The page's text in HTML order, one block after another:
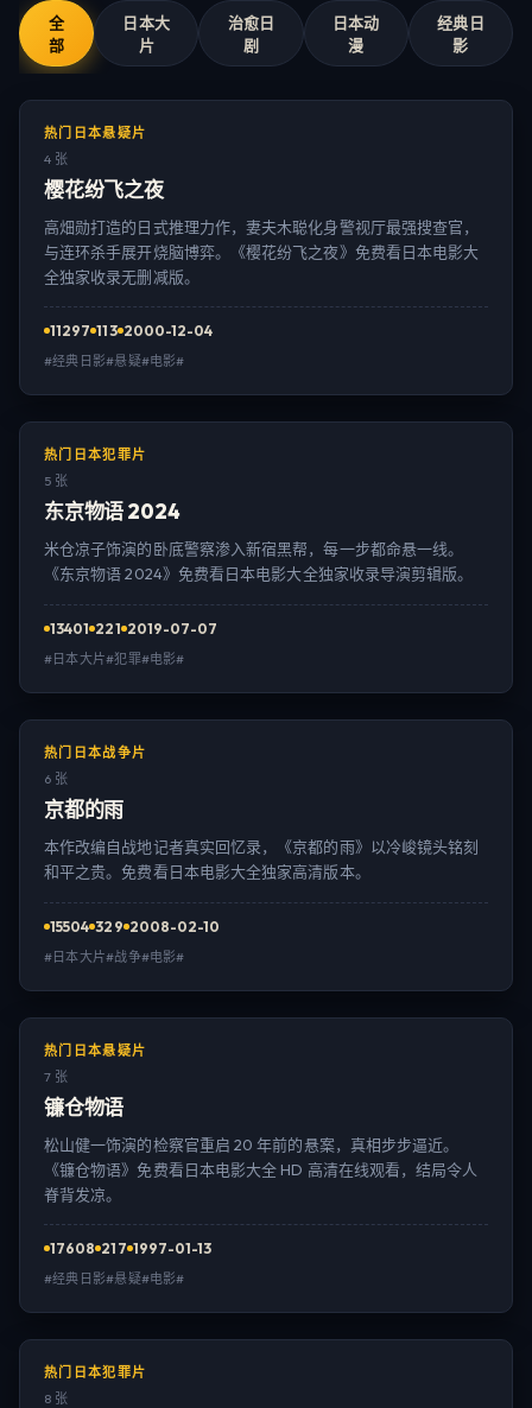
全
部
日本大
片
治愈日
剧
日本动
漫
经典日
影
热门日本悬疑片
4 张
樱花纷飞之夜
高畑勋打造的日式推理力作，妻夫木聪化身警视厅最强搜查官，
与连环杀手展开烧脑博弈。《樱花纷飞之夜》免费看日本电影大
全独家收录无删减版。
11297 113 2000-12-04
#经典日影#悬疑#电影#
热门日本犯罪片
5 张
东京物语 2024
米仓凉子饰演的卧底警察渗入新宿黑帮，每一步都命悬一线。
《东京物语 2024》免费看日本电影大全独家收录导演剪辑版。
13401 221 2019-07-07
#日本大片#犯罪#电影#
热门日本战争片
6 张
京都的雨
本作改编自战地记者真实回忆录，《京都的雨》以冷峻镜头铭刻
和平之贵。免费看日本电影大全独家高清版本。
15504 329 2008-02-10
#日本大片#战争#电影#
热门日本悬疑片
7 张
镰仓物语
松山健一饰演的检察官重启 20 年前的悬案，真相步步逼近。
《镰仓物语》免费看日本电影大全 HD 高清在线观看，结局令人
脊背发凉。
17608 217 1997-01-13
#经典日影#悬疑#电影#
热门日本犯罪片
8 张